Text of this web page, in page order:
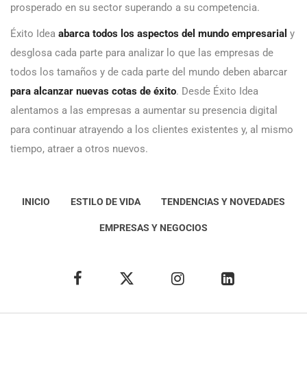
prosperado en su sector superando a su competencia.
Éxito Idea abarca todos los aspectos del mundo empresarial y
desglosa cada parte para analizar lo que las empresas de
todos los tamaños y de cada parte del mundo deben abarcar
para alcanzar nuevas cotas de éxito. Desde Éxito Idea
alentamos a las empresas a aumentar su presencia digital
para continuar atrayendo a los clientes existentes y, al mismo
tiempo, atraer a otros nuevos.
INICIO ESTILO DE VIDA TENDENCIAS Y NOVEDADES
EMPRESAS Y NEGOCIOS